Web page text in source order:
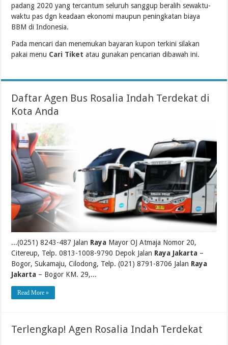
padang 2020 yang tercantum seluruh sanggup beralih sewaktu-
waktu pas dgn keadaan ekonomi maupun peningkatan biaya
BBM di Indonesia.
Pada mencari dan menemukan bayaran kupon terkini silakan
pakai menu Cari Tiket atau gunakan pencarian dibawah ini.
Daftar Agen Bus Rosalia Indah Terdekat di
Kota Anda
...(0251) 8243-487 Jalan Raya Mayor OJ Atmaja Nomor 20,
Citereup, Telp. 0813-1008-9790 Depok Jalan Raya Jakarta –
Bogor, Sukamaju, Cilodong, Telp. (021) 8791-8706 Jalan Raya
Jakarta – Bogor KM. 29,...
Read More »
Terlengkap! Agen Rosalia Indah Terdekat